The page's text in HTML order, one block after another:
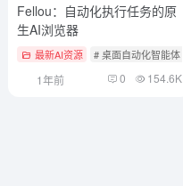
作流
Fellou：自动化执行任务的原
生AI浏览器
最新AI资源 # 桌面自动化智能体
1年前 0 154.6K